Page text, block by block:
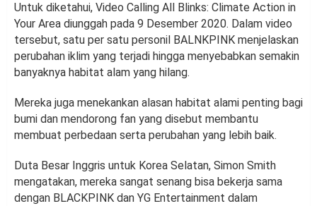
Untuk diketahui, Video Calling All Blinks: Climate Action in
Your Area diunggah pada 9 Desember 2020. Dalam video
tersebut, satu per satu personil BALNKPINK menjelaskan
perubahan iklim yang terjadi hingga menyebabkan semakin
banyaknya habitat alam yang hilang.
Mereka juga menekankan alasan habitat alami penting bagi
bumi dan mendorong fan yang disebut membantu
membuat perbedaan serta perubahan yang lebih baik.
Duta Besar Inggris untuk Korea Selatan, Simon Smith
mengatakan, mereka sangat senang bisa bekerja sama
dengan BLACKPINK dan YG Entertainment dalam